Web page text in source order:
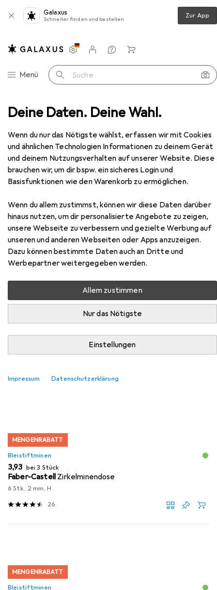
Deine Daten. Deine Wahl.
Wenn du nur das Nötigste wählst, erfassen wir mit Cookies
und ähnlichen Technologien Informationen zu deinem Gerät
und deinem Nutzungsverhalten auf unserer Website. Diese
brauchen wir, um dir bspw. ein sicheres Login und
Basisfunktionen wie den Warenkorb zu ermöglichen.
Wenn du allem zustimmst, können wir diese Daten darüber
hinaus nutzen, um dir personalisierte Angebote zu zeigen,
unsere Webseite zu verbessern und gezielte Werbung auf
unseren und anderen Webseiten oder Apps anzuzeigen.
Dazu können bestimmte Daten auch an Dritte und
Werbepartner weitergegeben werden.
Allem zustimmen
Nur das Nötigste
Einstellungen
Impressum Datenschutzerklärung
Galaxus
Schneller finden und bestellen Zur App
Navigation nach Kategorien
Menü Suche
Einstellungen
Kundenkonto
Vergleichslisten
Merklisten
Warenkorb
Malen + Zeichnen Zirkel Maped Zirkel Study
EUR
6,97 bei 2 Stück
Maped Zirkel Study
Zubehör für Maped Zirkel Study
Hier findest du passendes Zubehör zum Produkt Maped
Relevanz
MENGENRABATT
Bleistiftminen
EUR
3,93 bei 3 Stück
Faber-Castell Zirkelminendose
6 Stk., 2 mm, H
26
MENGENRABATT
Bleistiftminen